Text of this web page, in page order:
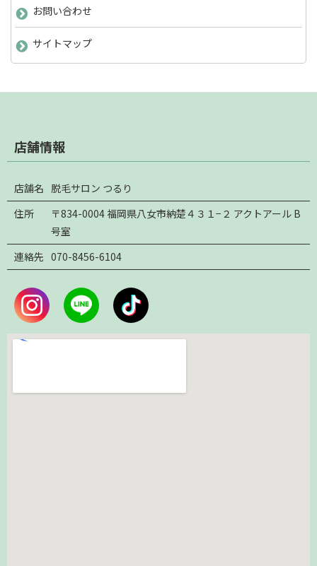
お問い合わせ
サイトマップ
店舗情報
店舗名 脱毛サロン つるり
住所
〒834-0004 福岡県八女市納楚４３１−２ アクトアール B
号室
連絡先 070-8456-6104